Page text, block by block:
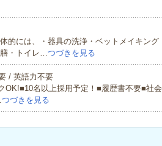
的には、・器具の洗浄・ベットメイキング
・トイレ…つづきを見る
/ 英語力不要
OK!■10名以上採用予定！■履歴書不要■社会
つづきを見る